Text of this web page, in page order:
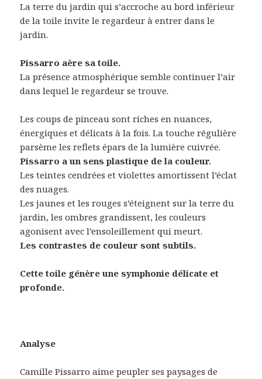
La terre du jardin qui s’accroche au bord inférieur
de la toile invite le regardeur à entrer dans le
jardin.
Pissarro aère sa toile.
La présence atmosphérique semble continuer l’air
dans lequel le regardeur se trouve.
Les coups de pinceau sont riches en nuances,
énergiques et délicats à la fois. La touche régulière
parsème les reflets épars de la lumière cuivrée.
Pissarro a un sens plastique de la couleur.
Les teintes cendrées et violettes amortissent l’éclat
des nuages.
Les jaunes et les rouges s’éteignent sur la terre du
jardin, les ombres grandissent, les couleurs
agonisent avec l’ensoleillement qui meurt.
Les contrastes de couleur sont subtils.
Cette toile génère une symphonie délicate et
profonde.
Analyse
Camille Pissarro aime peupler ses paysages de